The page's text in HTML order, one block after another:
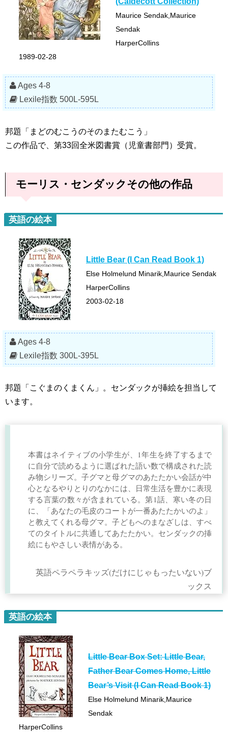
Maurice Sendak,Maurice
Sendak
HarperCollins
1989-02-28
Ages 4-8
Lexile指数 500L-595L
邦題「まどのむこうのそのまたむこう」
この作品で、第33回全米図書賞（児童書部門）受賞。
モーリス・センダックその他の作品
英語の絵本
Little Bear (I Can Read Book 1)
Else Holmelund Minarik,Maurice Sendak
HarperCollins
2003-02-18
Ages 4-8
Lexile指数 300L-395L
邦題「こぐまのくまくん」。センダックが挿絵を担当して
います。
本書はネイティブの小学生が、1年生を終了するまで
に自分で読めるように選ばれた語い数で構成された読
み物シリーズ。子グマと母グマのあたたかい会話が中
心となるやりとりのなかには、日常生活を豊かに表現
する言葉の数々が含まれている。第1話、寒い冬の日
に、「あなたの毛皮のコートが一番あたたかいのよ」
と教えてくれる母グマ。子どもへのまなざしは、すべ
てのタイトルに共通してあたたかい。センダックの挿
絵にもやさしい表情がある。
英語ペラペラキッズ(だけにじゃもったいない)ブ
ックス
英語の絵本
Little Bear Box Set: Little Bear,
Father Bear Comes Home, Little
Bear’s Visit (I Can Read Book 1)
Else Holmelund Minarik,Maurice
Sendak
HarperCollins